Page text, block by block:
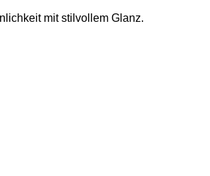
mit stilvollem Glanz.